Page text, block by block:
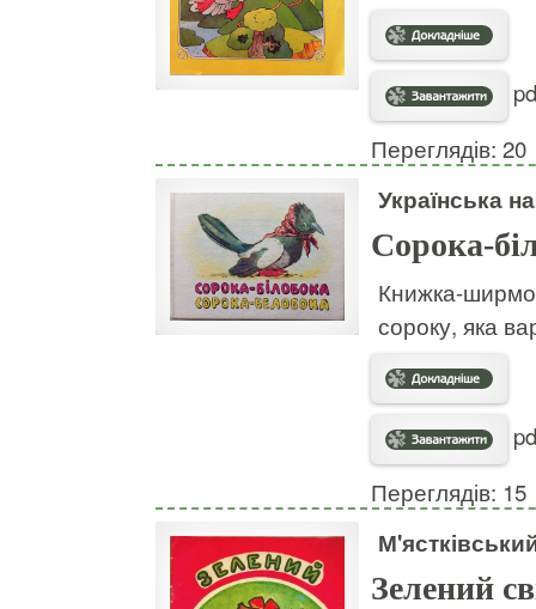
Переглядів: 20
Українська
Сорока-
Книжка-
сороку, яка
Переглядів: 15
Зелений